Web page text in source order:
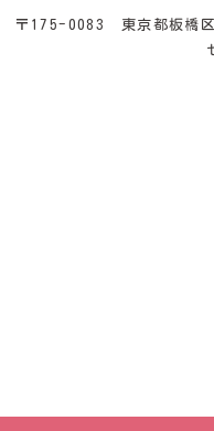
〒175-0083 東京都板橋